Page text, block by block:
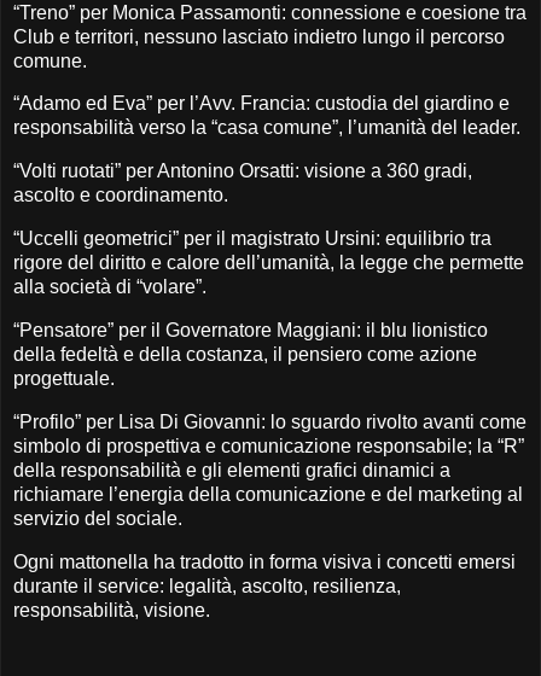
“Treno” per Monica Passamonti: connessione e coesione tra
Club e territori, nessuno lasciato indietro lungo il percorso
comune.
“Adamo ed Eva” per l’Avv. Francia: custodia del giardino e
responsabilità verso la “casa comune”, l’umanità del leader.
“Volti ruotati” per Antonino Orsatti: visione a 360 gradi,
ascolto e coordinamento.
“Uccelli geometrici” per il magistrato Ursini: equilibrio tra
rigore del diritto e calore dell’umanità, la legge che permette
alla società di “volare”.
“Pensatore” per il Governatore Maggiani: il blu lionistico
della fedeltà e della costanza, il pensiero come azione
progettuale.
“Profilo” per Lisa Di Giovanni: lo sguardo rivolto avanti come
simbolo di prospettiva e comunicazione responsabile; la “R”
della responsabilità e gli elementi grafici dinamici a
richiamare l’energia della comunicazione e del marketing al
servizio del sociale.
Ogni mattonella ha tradotto in forma visiva i concetti emersi
durante il service: legalità, ascolto, resilienza,
responsabilità, visione.